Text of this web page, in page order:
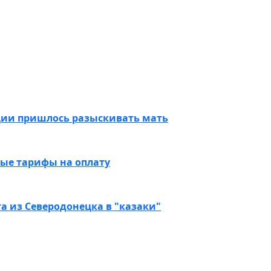
пришлось разыскивать мать
тарифы на оплату
из Северодонецка в "казаки"